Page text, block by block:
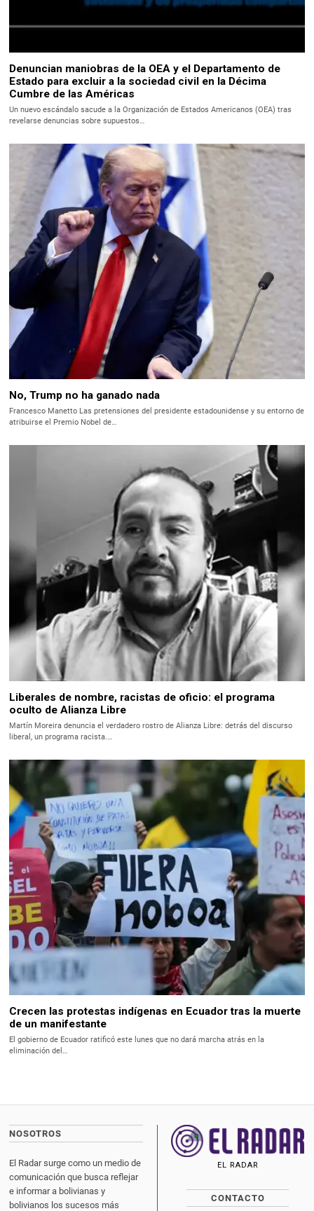
Denuncian maniobras de la OEA y el Departamento de
Estado para excluir a la sociedad civil en la Décima
Cumbre de las Américas
Un nuevo escándalo sacude a la Organización de Estados Americanos (OEA) tras
revelarse denuncias sobre supuestos…
No, Trump no ha ganado nada
Francesco Manetto Las pretensiones del presidente estadounidense y su entorno de
atribuirse el Premio Nobel de…
Liberales de nombre, racistas de oficio: el programa
oculto de Alianza Libre
Martín Moreira denuncia el verdadero rostro de Alianza Libre: detrás del discurso
liberal, un programa racista.…
Crecen las protestas indígenas en Ecuador tras la muerte
de un manifestante
El gobierno de Ecuador ratificó este lunes que no dará marcha atrás en la
eliminación del…
NOSOTROS
El Radar surge como un medio de
comunicación que busca reflejar
e informar a bolivianas y
bolivianos los sucesos más
EL RADAR
CONTACTO